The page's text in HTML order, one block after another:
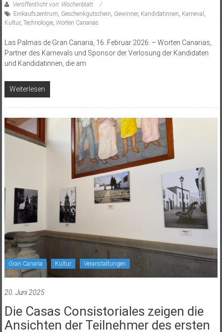
Veröffentlicht von: Wochenblatt
Einkaufszentrum, Geschenkgutschein, Gewinner, Kandidatinnen, Karneval ,
Kultur, Technologie, Worten Canarias
Las Palmas de Gran Canaria, 16. Februar 2026. – Worten Canarias,
Partner des Karnevals und Sponsor der Verlosung der Kandidaten
und Kandidatinnen, die am
Weiterlesen
Gran Canaria Kultur Veranstaltungen
20. Juni 2025
Die Casas Consistoriales zeigen die
Ansichten der Teilnehmer des ersten